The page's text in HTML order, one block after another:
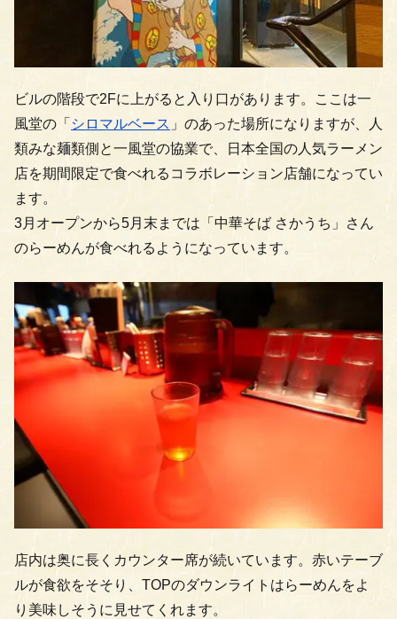
ビルの階段で2Fに上がると入り口があります。ここは一
風堂の「 シロマルベース 」のあった場所になりますが、人
類みな麺類側と一風堂の協業で、日本全国の人気ラーメン
店を期間限定で食べれるコラボレーション店舗になってい
ます。
3月オープンから5月末までは「中華そば さかうち」さん
のらーめんが食べれるようになっています。
店内は奥に長くカウンター席が続いています。赤いテーブ
ルが食欲をそそり、TOPのダウンライトはらーめんをよ
り美味しそうに見せてくれます。